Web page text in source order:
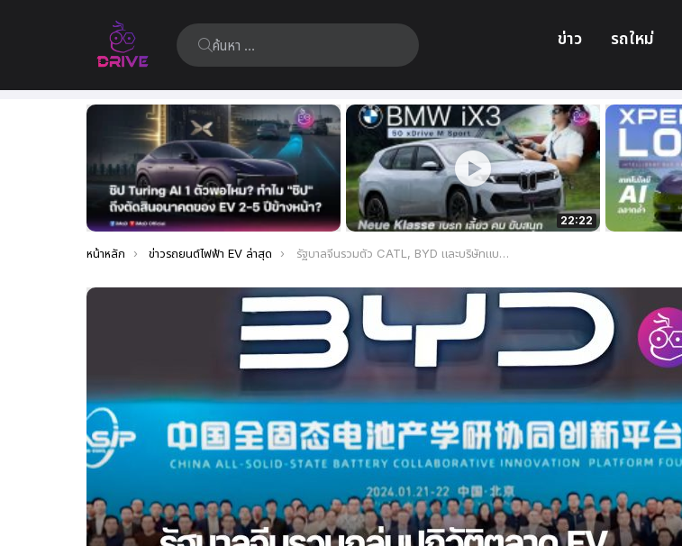
ค้นหา: ข่าว รถใหม่
เรื่อง
ล่าสุด
22:22
คุณอยู่ที่นี่:
หน้าหลัก ข่าวรถยนต์ไฟฟ้า EV ล่าสุด รัฐบาลจีนรวมตัว CATL, BYD และบริษัทแบตเตอรี่ในจีน พัฒนาแบตเตอรี่ Solid-State แข่งขันทั่วโลก ภายในปี 2030